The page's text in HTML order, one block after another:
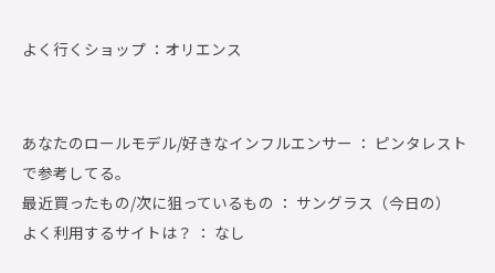
よく行くショップ ： オリエンス
あなたのロールモデル/好きなインフルエンサー ： ピンタレスト
で参考してる。
最近買ったもの/次に狙っているもの ： サングラス（今日の）
よく利用するサイトは？ ： なし